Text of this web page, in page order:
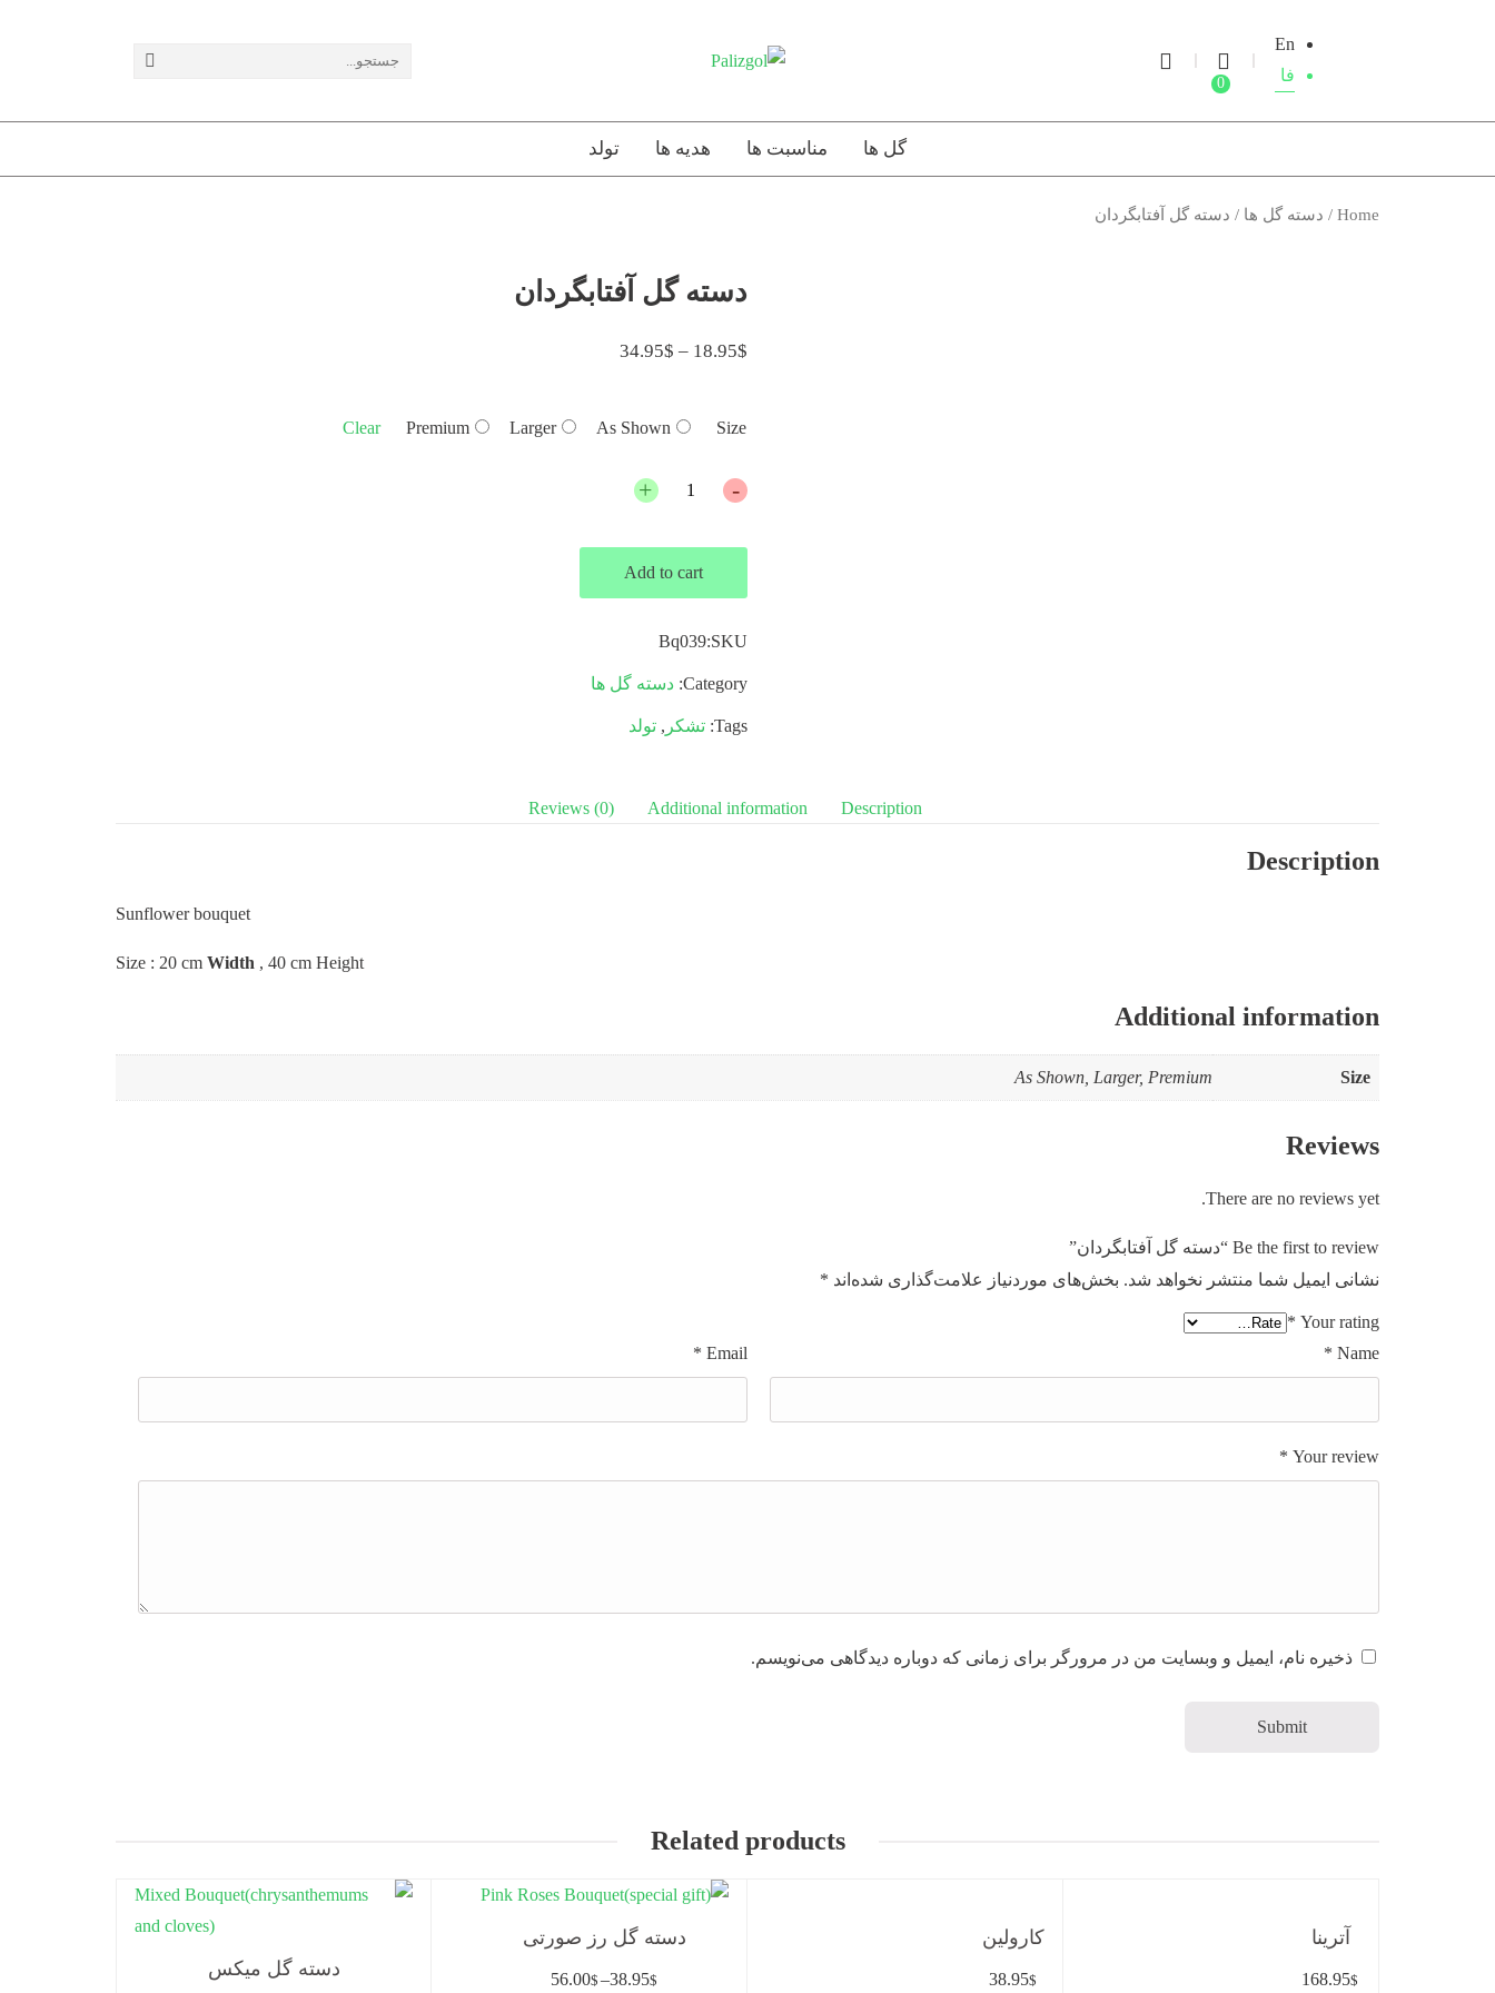
En
فا
0
گل ها مناسبت ها هدیه ها تولد
Home
/ دسته گل ها / دسته گل آفتابگردان
دسته گل آفتابگردان
18.95$
–
34.95$
Size
As Shown
Larger
Premium
Clear
Quantity
Add to cart
SKU:
Bq039
Category: دسته گل ها
Tags: تشکر , تولد
Description
Additional information
Reviews (0)
Description
Sunflower bouquet
Size : 20 cm Width , 40 cm Height
Additional information
Size
As Shown, Larger, Premium
Reviews
There are no reviews yet.
Be the first to review “دسته گل آفتابگردان”
نشانی ایمیل شما منتشر نخواهد شد. بخش‌های موردنیاز علامت‌گذاری شده‌اند *
Your rating
*
Your review
*
Name
*
Email
*
ذخیره نام، ایمیل و وبسایت من در مرورگر برای زمانی که دوباره دیدگاهی می‌نویسم.
Related products
آترینا
168.95$
کارولین
38.95$
دسته گل رز صورتی
38.95$
–
56.00$
دسته گل میکس